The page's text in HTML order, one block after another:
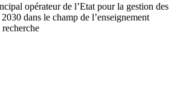
opérateur de l’Etat pour la gestion des
dans le champ de l’enseignement